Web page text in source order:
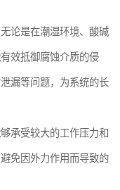
论是在潮湿环境、酸碱
效抵御腐蚀介质的侵
漏等问题，为系统的长
承受较大的工作压力和
免因外力作用而导致的